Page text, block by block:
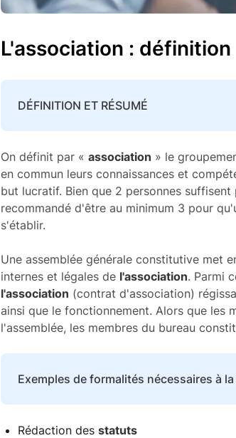
L'association : définition
DÉFINITION ET RÉSUMÉ
On définit par « association » le
en commun leurs connaissances et
but lucratif. Bien que 2 personnes suffisent
recommandé d'être au minimum 3 pour
s'établir.
Une assemblée générale constitutive met
internes et légales de l'association. Parmi
l'association (contrat d'association)
ainsi que le fonctionnement. Alors que les
l'assemblée, les membres du bureau
Exemples de formalités nécessaires à
Rédaction des statuts